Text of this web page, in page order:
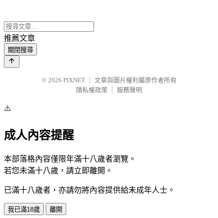
推薦文章
關閉搜尋
© 2026 PIXNET
文章與圖片權利屬原作者所有
隱私權政策
服務聲明
⚠️
成人內容提醒
本部落格內容僅限年滿十八歲者瀏覽。
若您未滿十八歲，請立即離開。
已滿十八歲者，亦請勿將內容提供給未成年人士。
我已滿18歲 離開